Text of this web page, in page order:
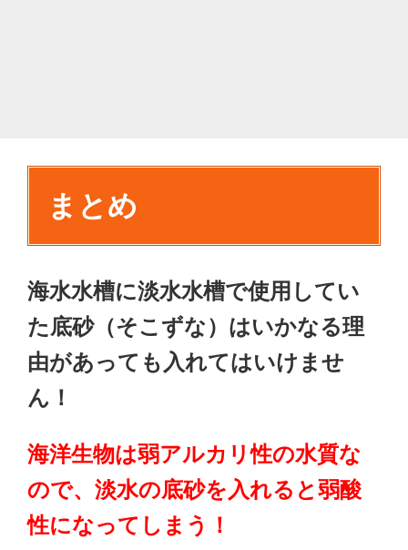
まとめ
海水水槽に淡水水槽で使用してい
た底砂（そこずな）はいかなる理
由があっても入れてはいけませ
ん！
海洋生物は弱アルカリ性の水質な
ので、淡水の底砂を入れると弱酸
性になってしまう！